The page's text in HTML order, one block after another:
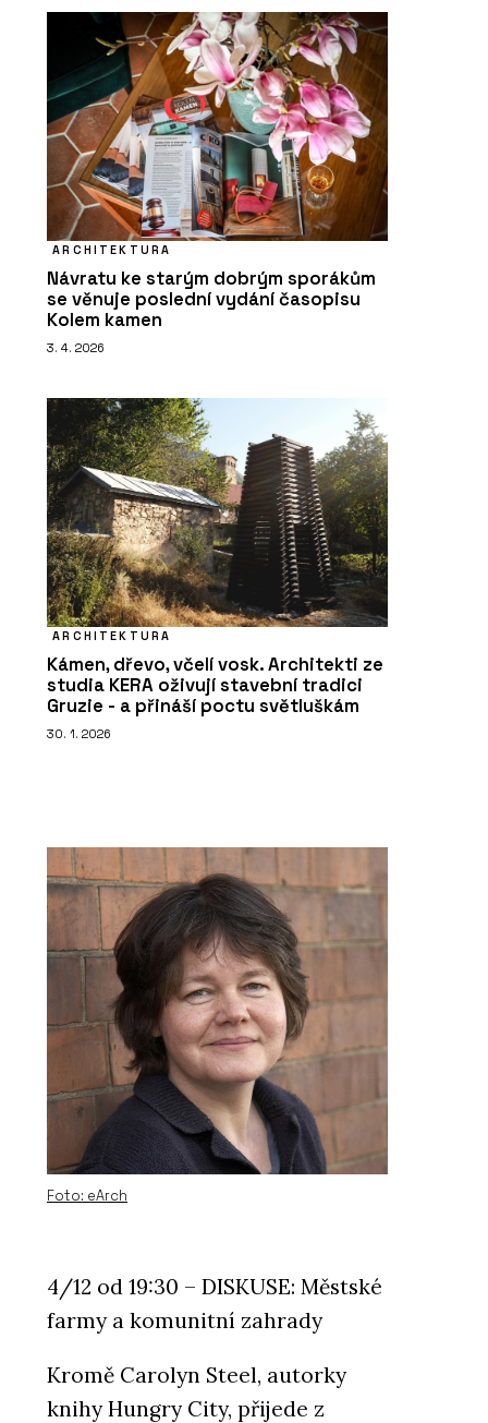
ARCHITEKTURA
Návratu ke starým dobrým sporákům
se věnuje poslední vydání časopisu
Kolem kamen
3. 4. 2026
ARCHITEKTURA
Kámen, dřevo, včelí vosk. Architekti ze
studia KERA oživují stavební tradici
Gruzie - a přináší poctu světluškám
30. 1. 2026
Foto: eArch
4/12 od 19:30 – DISKUSE: Městské
farmy a komunitní zahrady
Kromě Carolyn Steel, autorky
knihy Hungry City, přijede z